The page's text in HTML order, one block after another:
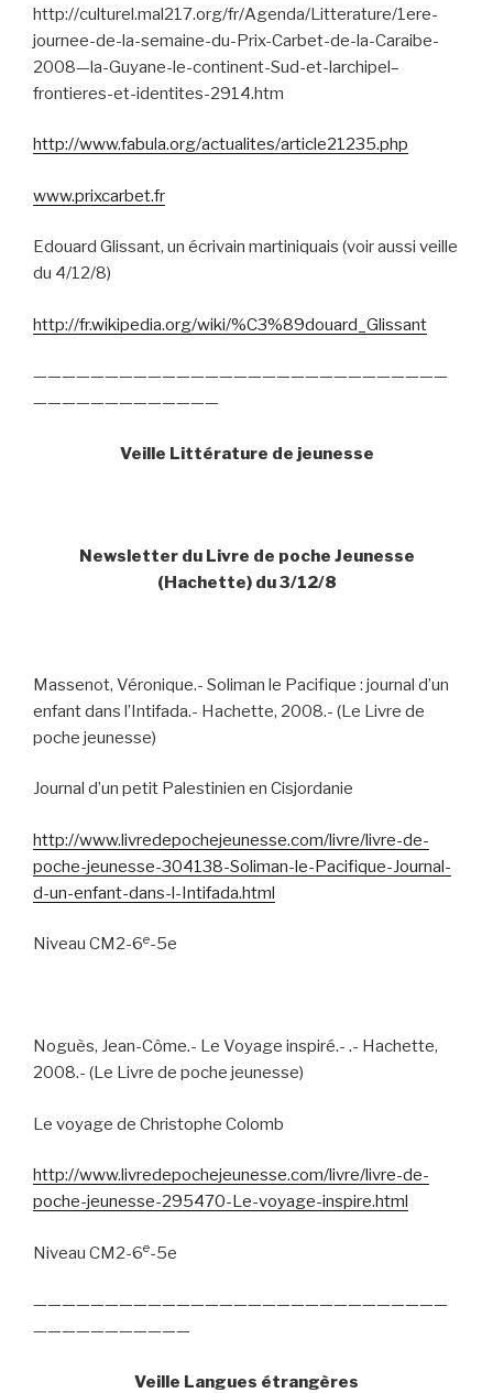
http://culturel.mal217.org/fr/Agenda/Litterature/1ere-
journee-de-la-semaine-du-Prix-Carbet-de-la-Caraibe-
2008—la-Guyane-le-continent-Sud-et-larchipel–
frontieres-et-identites-2914.htm
http://www.fabula.org/actualites/article21235.php
www.prixcarbet.fr
Edouard Glissant, un écrivain martiniquais (voir aussi veille
du 4/12/8)
http://fr.wikipedia.org/wiki/%C3%89douard_Glissant
—————————————————————————————
—————————————
Veille Littérature de jeunesse
Newsletter du Livre de poche Jeunesse
(Hachette) du 3/12/8
Massenot, Véronique.- Soliman le Pacifique : journal d’un
enfant dans l’Intifada.- Hachette, 2008.- (Le Livre de
poche jeunesse)
Journal d’un petit Palestinien en Cisjordanie
http://www.livredepochejeunesse.com/livre/livre-de-
poche-jeunesse-304138-Soliman-le-Pacifique-Journal-
d-un-enfant-dans-l-Intifada.html
Niveau CM2-6e-5e
Noguès, Jean-Côme.- Le Voyage inspiré.- .- Hachette,
2008.- (Le Livre de poche jeunesse)
Le voyage de Christophe Colomb
http://www.livredepochejeunesse.com/livre/livre-de-
poche-jeunesse-295470-Le-voyage-inspire.html
Niveau CM2-6e-5e
—————————————————————————————
———————————
Veille Langues étrangères